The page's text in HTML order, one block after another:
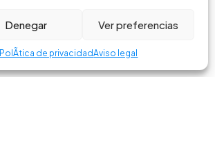
Denegar Ver preferencias
PolÃ­tica de privacidadAviso legal